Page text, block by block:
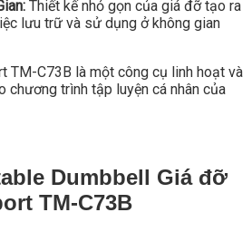
Thiết kế nhỏ gọn của giá đỡ tạo ra
lưu trữ và sử dụng ở không gian
TM-C73B là một công cụ linh hoạt và
chương trình tập luyện cá nhân của
Dumbbell Giá đỡ
TM-C73B